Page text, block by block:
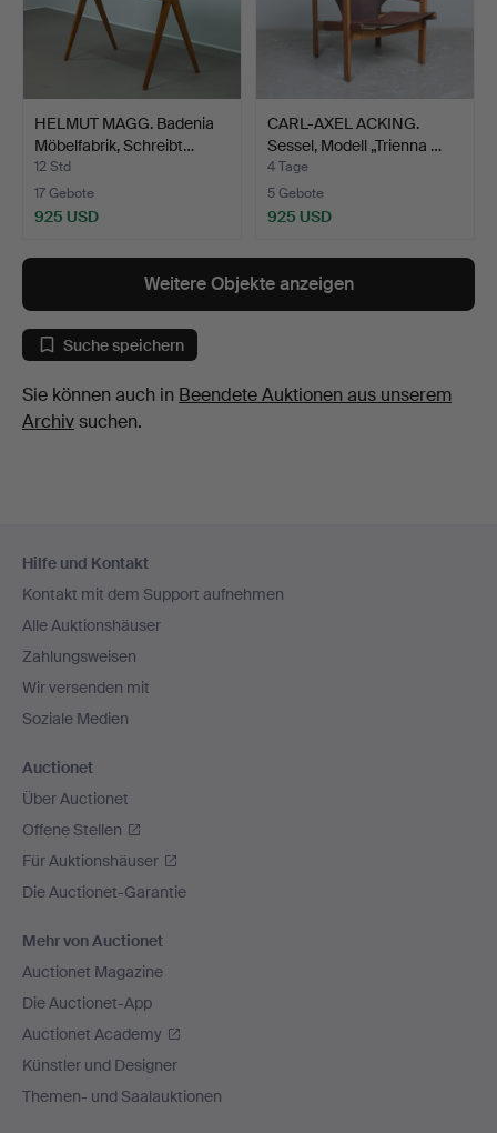
HELMUT MAGG. Badenia
Möbelfabrik, Schreibt…
12 Std
17 Gebote
925 USD
CARL-AXEL ACKING.
Sessel, Modell „Trienna …
4 Tage
5 Gebote
925 USD
Weitere Objekte anzeigen
Suche speichern
Sie können auch in Beendete Auktionen aus unserem
Archivsuchen.
Navigation
Hilfe und Kontakt
Kontakt mit dem Support aufnehmen
Alle Auktionshäuser
Zahlungsweisen
Wir versenden mit
Soziale Medien
Auctionet
Über Auctionet
Offene Stellen
Für Auktionshäuser
Die Auctionet-Garantie
Mehr von Auctionet
Auctionet Magazine
Die Auctionet-App
Auctionet Academy
Künstler und Designer
Themen- und Saalauktionen